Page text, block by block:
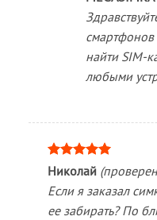
найти SIM-
любыми
Оценка5
Николай
Если я заказал
ее забирать? По